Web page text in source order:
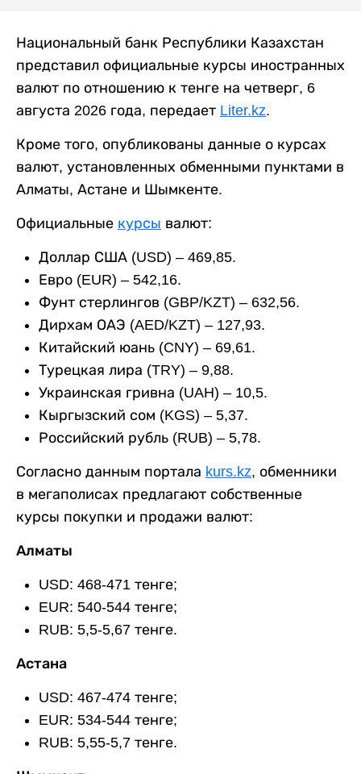
Национальный банк Республики Казахстан
представил официальные курсы иностранных
валют по отношению к тенге на четверг, 6
августа 2026 года, передает Liter.kz.
Кроме того, опубликованы данные о курсах
валют, установленных обменными пунктами в
Алматы, Астане и Шымкенте.
Официальные курсы валют:
Доллар США (USD) – 469,85.
Евро (EUR) – 542,16.
Фунт стерлингов (GBP/KZT) – 632,56.
Дирхам ОАЭ (AED/KZT) – 127,93.
Китайский юань (CNY) – 69,61.
Турецкая лира (TRY) – 9,88.
Украинская гривна (UAH) – 10,5.
Кыргызский сом (KGS) – 5,37.
Российский рубль (RUB) – 5,78.
Согласно данным портала kurs.kz, обменники
в мегаполисах предлагают собственные
курсы покупки и продажи валют:
Алматы
USD: 468-471 тенге;
EUR: 540-544 тенге;
RUB: 5,5-5,67 тенге.
Астана
USD: 467-474 тенге;
EUR: 534-544 тенге;
RUB: 5,55-5,7 тенге.